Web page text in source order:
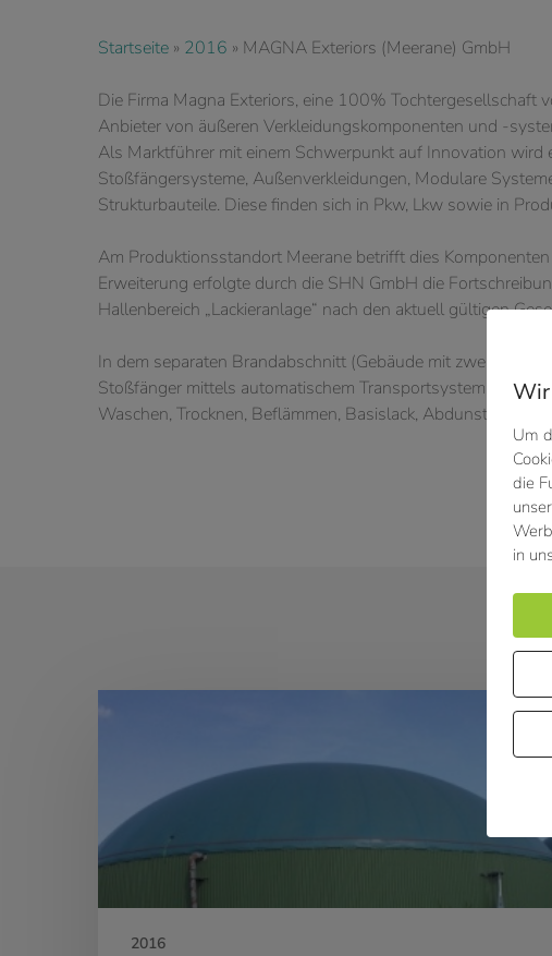
Startseite » 2016 » MAGNA Exteriors (Meerane) GmbH
Die Firma Magna Exteriors, eine 100% Tochtergesellschaft
Anbieter von äußeren Verkleidungskomponenten und -
Als Marktführer mit einem Schwerpunkt auf Innovation
Stoßfängersysteme, Außenverkleidungen, Modulare
Strukturbauteile. Diese finden sich in Pkw, Lkw sowie in
Am Produktionsstandort Meerane betrifft dies
Erweiterung erfolgte durch die SHN GmbH die
Hallenbereich „Lackieranlage“ nach den aktuell gültigen
In dem separaten Brandabschnitt (Gebäude mit zwei
Stoßfänger mittels automatischem Transportsystem
Waschen, Trocknen, Beflämmen, Basislack, Abdunsten,
2016
Wir
Um
die
in